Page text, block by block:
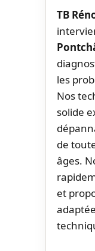
TB
les
Nos
solide
de
âges.
et